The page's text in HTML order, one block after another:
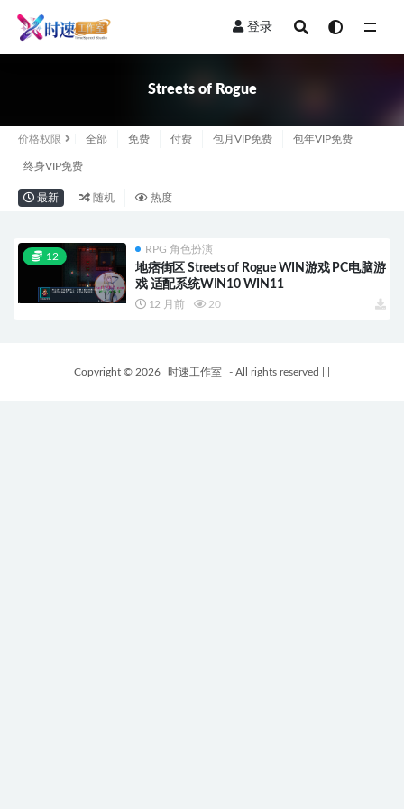
登录
Streets of Rogue
价格权限 全部 免费 付费 包月VIP免费 包年VIP免费
终身VIP免费
最新 随机 热度
12
RPG 角色扮演
地痞街区 Streets of Rogue WIN游戏 PC电脑游
戏 适配系统WIN10 WIN11
12 月前 20
Copyright © 2026 时速工作室 - All rights reserved